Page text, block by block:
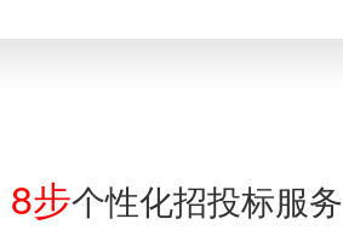
8步个性化招投标服务